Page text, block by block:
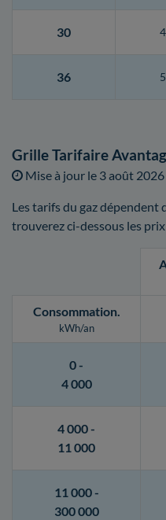
30
36
Grille Tarifaire
Mise à jour le 3 août 2026
Les tarifs du gaz dépendent
trouverez ci-dessous les
Consommation.
kWh/an
0 -
4 000
4 000 -
11 000
11 000 -
300 000